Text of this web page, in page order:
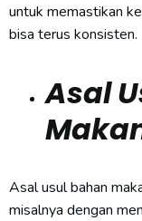
untuk memastikan
bisa terus konsisten.
Asal
Asal usul bahan
misalnya dengan